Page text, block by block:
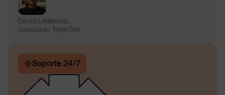
David Ledesma,
Graduado TripleTen
Soporte 24/7